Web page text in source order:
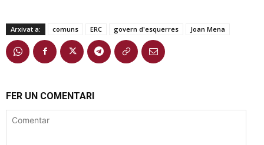
Arxivat a: comuns ERC govern d'esquerres Joan Mena
FER UN COMENTARI